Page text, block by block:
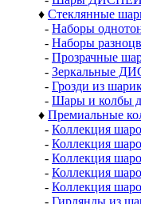
♦ Стеклянные
- Наборы
- Наборы
- Прозрачные
- Зеркальные
- Грозди из
- Шары и колбы
♦ Премиальные
- Коллекция
- Коллекция
- Коллекция
- Коллекция
- Коллекция
- Гирлянды из